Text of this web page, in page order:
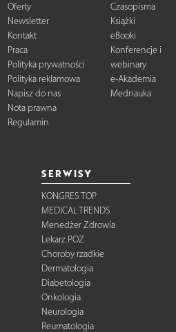
Oferty
Newsletter
Kontakt
Praca
Polityka prywatności
Polityka reklamowa
Napisz do nas
Nota prawna
Regulamin
Czasopisma
Książki
eBooki
Konferencje i
webinary
e-Akademia
Mednauka
SERWISY
KONGRES TOP
MEDICAL TRENDS
Menedżer Zdrowia
Lekarz POZ
Choroby rzadkie
Dermatologia
Diabetologia
Onkologia
Neurologia
Reumatologia